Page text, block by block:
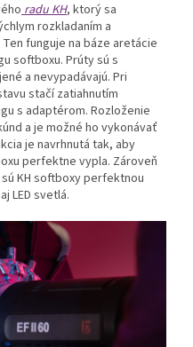
radu KH, ktorý sa
rozkladaním a
funguje na báze aretácie
softboxu. Prúty sú s
a nevypadávajú. Pri
stačí zatiahnutím
s adaptérom. Rozloženie
a je možné ho vykonávať
je navrhnutá tak, aby
perfektne vypla. Zároveň
KH softboxy perfektnou
LED svetlá.